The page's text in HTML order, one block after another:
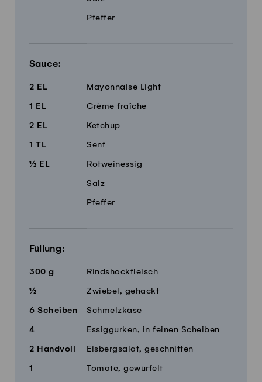
Pfeffer
Sauce:
2 EL Mayonnaise Light
1 EL Crème fraîche
2 EL Ketchup
1 TL Senf
½ EL Rotweinessig
Salz
Pfeffer
Füllung:
300 g Rindshackfleisch
½ Zwiebel, gehackt
6 Scheiben Schmelzkäse
4 Essiggurken, in feinen Scheiben
2 Handvoll Eisbergsalat, geschnitten
1 Tomate, gewürfelt